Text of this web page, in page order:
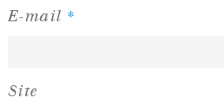
E-mail *
Site